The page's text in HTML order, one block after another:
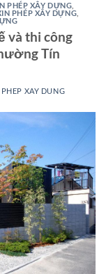
PHÉP XÂY DỰNG
PHÉP XÂY DỰNG
và thi công
Tín
XAY DUNG